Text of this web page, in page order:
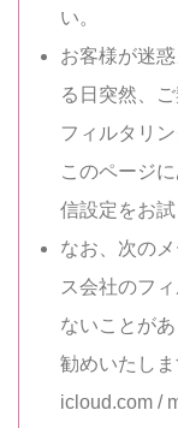
い。
お客様が迷
る日突然、
フィルタリ
このページ
信設定をお試
なお、次の
ス会社のフ
ないことが
勧めいたしま
icloud.com /